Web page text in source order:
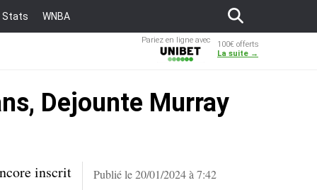
Stats WNBA
Pariez en ligne avec
100€ offerts
La suite →
Dejounte Murray
Publié le 20/01/2024 à 7:42
inscrit